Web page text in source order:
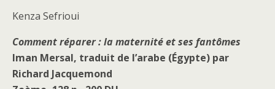
Kenza Sefrioui
Comment réparer : la maternité et ses fantômes
Iman Mersal, traduit de l’arabe (Égypte) par
Richard Jacquemond